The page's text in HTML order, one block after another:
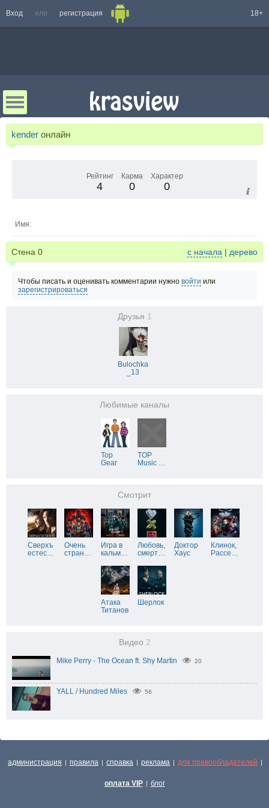
Вход или регистрация 18+
kender онлайн
Рейтинг
4
Карма
0
Характер
0
Имя:
Стена 0 с начала | дерево
Чтобы писать и оценивать комментарии нужно войти или
зарегистрироваться
Друзья 1
Bulochka
_13
Любимые каналы
Top
Gear
TOP
Music …
Смотрит
Сверхъ
естес…
Очень
стран…
Игра в
кальм…
Любовь,
смерт…
Доктор
Хаус
Клинок,
Рассе…
Атака
Титанов
Шерлок
Видео 2
Mike Perry - The Ocean ft. Shy Martin 20
YALL / Hundred Miles 56
администрация | правила | справка | реклама | для правообладателей |
оплата VIP | блог